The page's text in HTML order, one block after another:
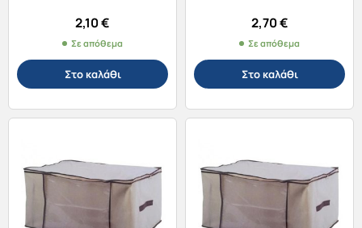
2,10€
Σε απόθεμα
Στο καλάθι
2,70€
Σε απόθεμα
Στο καλάθι